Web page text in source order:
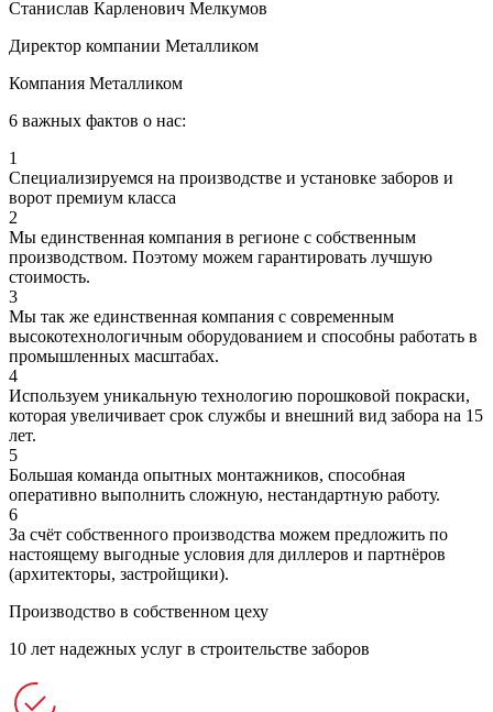
Станислав Карленович Мелкумов
Директор компании Металликом
Компания Металликом
6 важных фактов о нас:
1
Специализируемся на производстве и установке заборов и
ворот премиум класса
2
Мы единственная компания в регионе с собственным
производством. Поэтому можем гарантировать лучшую
стоимость.
3
Мы так же единственная компания с современным
высокотехнологичным оборудованием и способны работать в
промышленных масштабах.
4
Используем уникальную технологию порошковой покраски,
которая увеличивает срок службы и внешний вид забора на 15
лет.
5
Большая команда опытных монтажников, способная
оперативно выполнить сложную, нестандартную работу.
6
За счёт собственного производства можем предложить по
настоящему выгодные условия для диллеров и партнёров
(архитекторы, застройщики).
Производство в собственном цеху
10 лет надежных услуг в строительстве заборов